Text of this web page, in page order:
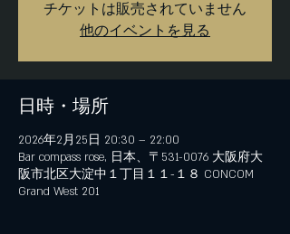
チケットは販売されていません
他のイベントを見る
日時・場所
2026年2月25日 20:30 – 22:00
Bar compass rose, 日本、〒531-0076 大阪府大
阪市北区大淀中１丁目１１−１８ CONCOM
Grand West 201